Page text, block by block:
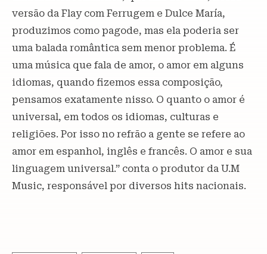
versão da Flay com Ferrugem e Dulce María,
produzimos como pagode, mas ela poderia ser
uma balada romântica sem menor problema. É
uma música que fala de amor, o amor em alguns
idiomas, quando fizemos essa composição,
pensamos exatamente nisso. O quanto o amor é
universal, em todos os idiomas, culturas e
religiões. Por isso no refrão a gente se refere ao
amor em espanhol, inglês e francês. O amor e sua
linguagem universal.” conta o produtor da U.M
Music, responsável por diversos hits nacionais.